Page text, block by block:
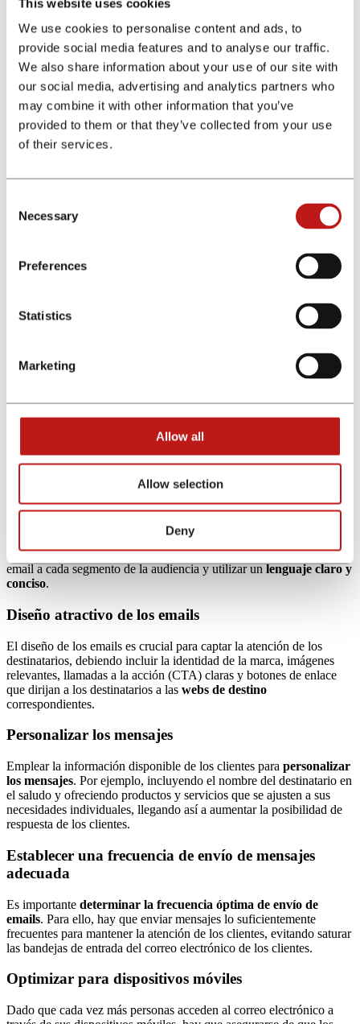
This website uses cookies
We use cookies to personalise content and ads, to
provide social media features and to analyse our traffic.
We also share information about your use of our site with
our social media, advertising and analytics partners who
may combine it with other information that you’ve
provided to them or that they’ve collected from your use
of their services.
Selection
Necessary
Preferences
Statistics
Marketing
Allow all
Allow selection
Deny
¿Cómo implantar una estrategia de éxito
de email marketing para el sector
financiero?
Una estrategia exitosa de
email marketing para el sector
financierorequiere una planificación y ejecución cuidadosa.
Veamos, paso a paso, cómo implementar una estrategia de email
marketing:
objetivos claros para una
campaña de email marketing
. Bien sea aumentar la participación
en un producto o servicio específico, generar leads, fomentar la
Unos objetivos claros y definidos contribuyen a orientar los
Segmentar la base de datos
Dividir la base de datos de clientes en segmentos en función de los
factores que se consideren relevantes
: comportamiento financiero,
Esto permite enviar mensajes más personalizados a cada segmento,
aumentando la efectividad de las campañas.
Crear contenido relevante y atractivo
El contenido de los emails debe serinteresante, importante y útil
las actualizaciones de productos y servicios, las noticias del sector,
los testimonios de clientes satisfechos, etc.
En este sentido, es también recomendable adaptar el contenido del
email a cada segmento de la audiencia y utilizar unlenguaje claro y
conciso.
Diseño atractivo de los emails
El diseño de los emails es crucial para captar la atención de los
destinatarios, debiendo incluir la identidad de la marca, imágenes
relevantes, llamadas a la acción (CTA) claras y botones de enlace
que dirijan a los destinatarios a las webs de destino
correspondientes.
Personalizar los mensajes
Emplear la información disponible de los clientes para personalizar
los mensajes. Por ejemplo, incluyendo el nombre del destinatario en
el saludo y ofreciendo productos y servicios que se ajusten a sus
necesidades individuales, llegando así a aumentar la posibilidad de
respuesta de los clientes.
Establecer una frecuencia de envío de mensajes
adecuada
Es importante determinar la frecuencia óptima de envío de
emails. Para ello, hay que enviar mensajes lo suficientemente
frecuentes para mantener la atención de los clientes, evitando saturar
las bandejas de entrada del correo electrónico de los clientes.
Optimizar para dispositivos móviles
Dado que cada vez más personas acceden al correo electrónico a